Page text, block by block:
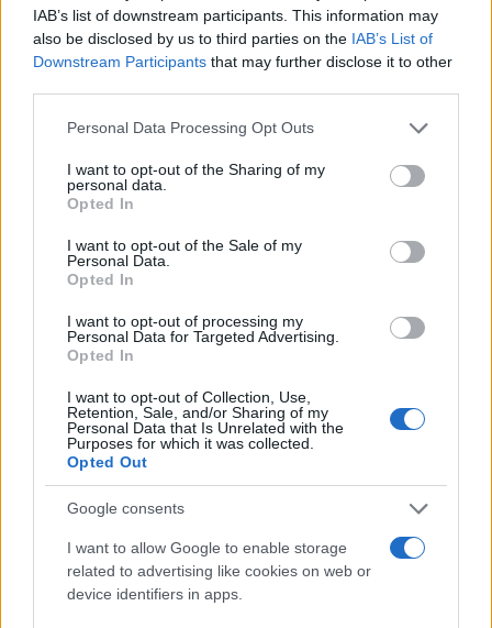
IAB’s list of downstream participants. This information may
also be disclosed by us to third parties on the IAB’s List of
Downstream Participants that may further disclose it to other
Please note that this website/app uses one or more Google
not limited to your visit or usage behaviour. You may click to
grant or deny consent to Google and its third-party tags to
use your data for below specified purposes in below Google
consent section.
Personal Data Processing Opt Outs
I want to opt-out of the Sharing of my
personal data.
Opted In
I want to opt-out of the Sale of my
Personal Data.
Opted In
I want to opt-out of processing my
Personal Data for Targeted Advertising.
Opted In
I want to opt-out of Collection, Use,
Retention, Sale, and/or Sharing of my
Personal Data that Is Unrelated with the
Purposes for which it was collected.
Opted Out
Google consents
I want to allow Google to enable storage
related to advertising like cookies on web or
device identifiers in apps.
Országos hírek
Miért éri meg Afrikában utat építeni?
Minden, amit a GED Afrika projektről
tudni kell
Kihívások labirintusában
felhasználta az emberiség a Föld egész
évre elegendő erőforrásait
HÍRLEVÉL
E-mail cím